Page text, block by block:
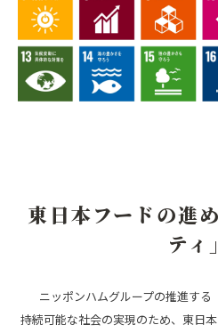
東日本フードの進
ティ」
ニッポンハムグループの推進する
持続可能な社会の実現のため、東日